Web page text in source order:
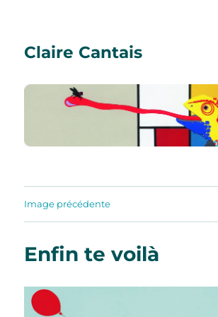
Claire Cantais
Image précédente
Enfin te voilà